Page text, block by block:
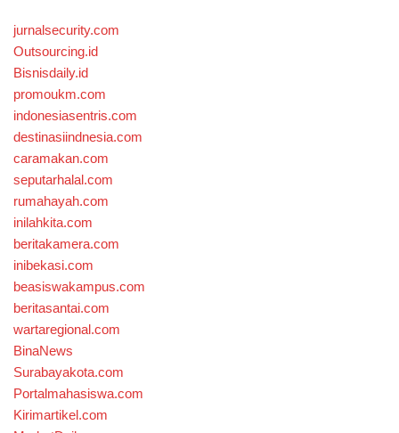
jurnalsecurity.com
Outsourcing.id
Bisnisdaily.id
promoukm.com
indonesiasentris.com
destinasiindnesia.com
caramakan.com
seputarhalal.com
rumahayah.com
inilahkita.com
beritakamera.com
inibekasi.com
beasiswakampus.com
beritasantai.com
wartaregional.com
BinaNews
Surabayakota.com
Portalmahasiswa.com
Kirimartikel.com